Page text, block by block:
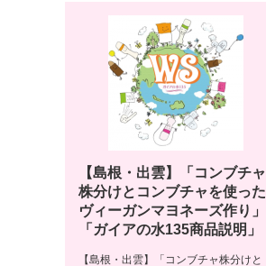
【島根・出雲】「コンブチャ
株分けとコンブチャを使った
ヴィーガンマヨネーズ作り」
「ガイアの水135商品説明」
【島根・出雲】「コンブチャ株分けと